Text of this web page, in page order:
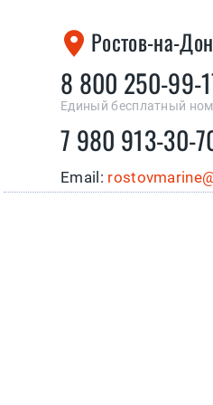
Ростов-на-
8 800 250-99-
Единый бесплатный
7 980 913-30-
Email: